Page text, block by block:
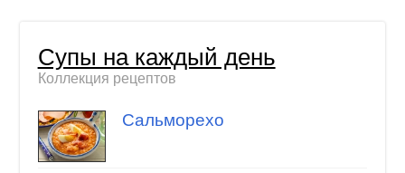
Супы на каждый день
Коллекция рецептов
Сальморехо